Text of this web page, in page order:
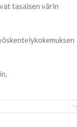
tasaisen värin